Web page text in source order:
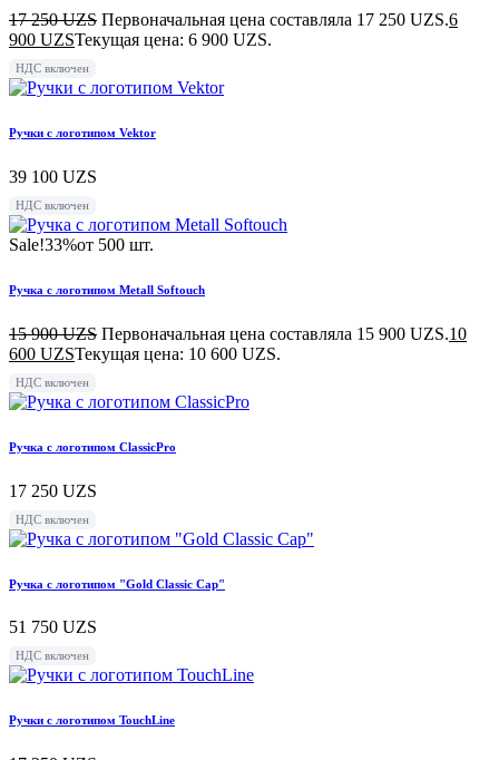
17 250UZS Первоначальная цена составляла 17 250 UZS.6
900 UZSТекущая цена: 6 900 UZS.
НДС включен
Ручки с логотипом Vektor
39 100 UZS
НДС включен
Sale!33%от 500 шт.
Ручка с логотипом Metall Softouch
15 900UZS Первоначальная цена составляла 15 900 UZS.10
600 UZSТекущая цена: 10 600 UZS.
НДС включен
Ручка с логотипом ClassicPro
17 250 UZS
НДС включен
Ручка с логотипом "Gold Classic Cap"
51 750 UZS
НДС включен
Ручки с логотипом TouchLine